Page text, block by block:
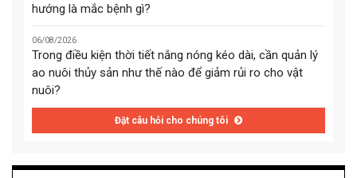
hướng là mắc bệnh gì?
06/08/2026
Trong điều kiện thời tiết nắng nóng kéo dài, cần quản lý
ao nuôi thủy sản như thế nào để giảm rủi ro cho vật
nuôi?
Đặt câu hỏi cho chúng tôi